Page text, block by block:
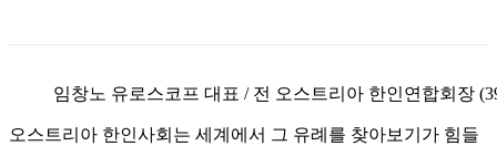
임창노 유로스코프 대표 / 전 오스트리아 한인연합회장
오스트리아 한인사회는 세계에서 그 유례를 찾아보기가 힘들